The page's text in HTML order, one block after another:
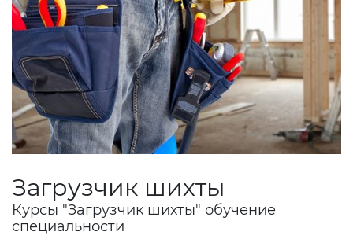
Загрузчик шихты
Курсы "Загрузчик шихты" обучение
специальности